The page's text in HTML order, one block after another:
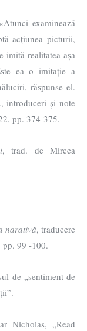
examinează
acțiunea picturii,
imită realitatea așa
ea o imitație a
răspunse el.
introduceri și note
pp. 374-375.
, trad. de Mircea
narativă, traducere
pp. 99 -100.
de „sentiment de
Nicholas, „Read